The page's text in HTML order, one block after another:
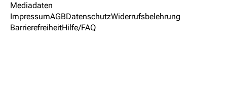
Mediadaten
ImpressumAGBDatenschutzWiderrufsbelehrung
BarrierefreiheitHilfe/FAQ